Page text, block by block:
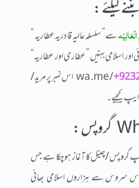
سے ” سلسلہ عالیہ قادریہ عطاریہ “
اور اسلامی بہنیں ”عطاری اور عطاریہ“
/wa.me اس نمبر پر مرید/
کیجیے۔
گروپس/چینل کا آغاز ہو چکا ہے جس
اس سروس سے ہزاروں اسلامی بھائی